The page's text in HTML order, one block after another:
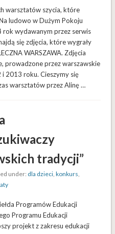
warsztatów szycia, które
ludowo w Dużym Pokoju
rok wydawanym przez serwis
się zdjęcia, które wygrały
WARSZAWA. Zdjęcia
prowadzone przez warszawskie
2013 roku. Cieszymy się
warsztatów przez Alinę …
tradycji”
under: dla dzieci ,konkurs
Programów Edukacji
Programu Edukacji
projekt z zakresu edukacji